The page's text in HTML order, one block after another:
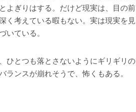
よぎりはする。だけど現実は、目の前
く考えている暇もない。実は現実を見
いている。
ひとつも落とさないようにギリギリの
ランスが崩れそうで、怖くもある。